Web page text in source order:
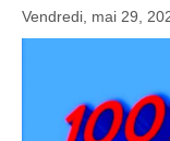
Vendredi, mai 29,